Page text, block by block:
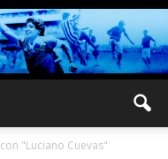
"Luciano Cuevas"